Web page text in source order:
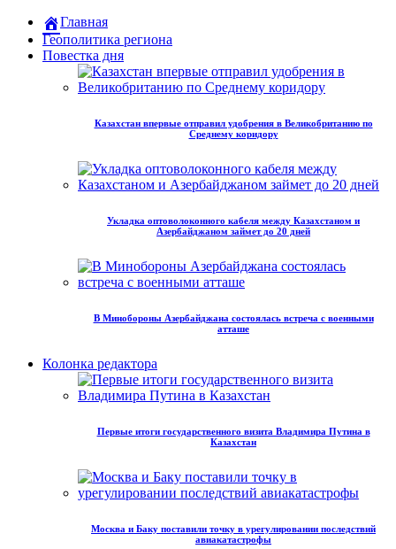
Главная
Геополитика региона
Повестка дня
Казахстан впервые отправил удобрения в Великобританию по
Среднему коридору
Укладка оптоволоконного кабеля между Казахстаном и
Азербайджаном займет до 20 дней
В Минобороны Азербайджана состоялась встреча с военными
атташе
Колонка редактора
Первые итоги государственного визита Владимира Путина в
Казахстан
Москва и Баку поставили точку в урегулировании последствий
авиакатастрофы